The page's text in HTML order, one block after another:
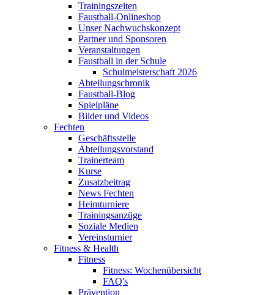
Trainingszeiten
Faustball-Onlineshop
Unser Nachwuchskonzept
Partner und Sponsoren
Veranstaltungen
Faustball in der Schule
Schulmeisterschaft 2026
Abteilungschronik
Faustball-Blog
Spielpläne
Bilder und Videos
Fechten
Geschäftsstelle
Abteilungsvorstand
Trainerteam
Kurse
Zusatzbeitrag
News Fechten
Heimturniere
Trainingsanzüge
Soziale Medien
Vereinsturnier
Fitness & Health
Fitness
Fitness: Wochenübersicht
FAQ's
Prävention